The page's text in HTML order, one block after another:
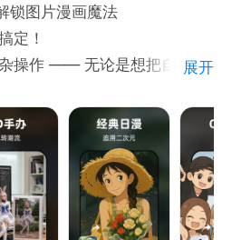
锁图片漫画魔法​
定！​
操作 —— 无论是想把自拍变
】用 AI 黑科技帮你轻松实
作大神！​
卡通、手绘涂鸦、水彩风…
展开